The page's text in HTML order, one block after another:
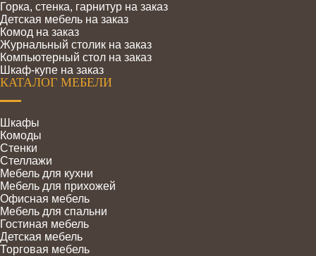
Горка, стенка, гарнитур на заказ
Детская мебель на заказ
Комод на заказ
Журнальный столик на заказ
Компьютерный стол на заказ
Шкаф-купе на заказ
КАТАЛОГ МЕБЕЛИ
Шкафы
Комоды
Стенки
Стеллажи
Мебель для кухни
Мебель для прихожей
Офисная мебель
Мебель для спальни
Гостиная мебель
Детская мебель
Торговая мебель